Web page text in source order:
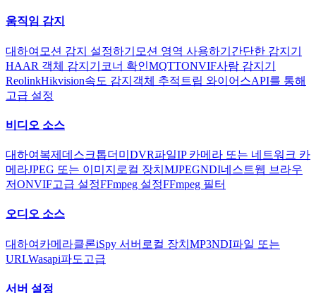
움직임 감지
대하여 모션 감지 설정하기 모션 영역 사용하기 간단한 감지기
HAAR 객체 감지기 코너 확인MQTTONVIF사람 감지기
ReolinkHikvision속도 감지 객체 추적 트립 와이어스API를 통해
고급 설정
비디오 소스
대하여 복제 데스크톱더미 DVR파일IP 카메라 또는 네트워크 카
메라JPEG 또는 이미지 로컬 장치 MJPEGNDI네스트웹 브라우
저ONVIF고급 설정FFmpeg 설정FFmpeg 필터
오디오 소스
대하여 카메라클론iSpy 서버 로컬 장치 MP3NDI파일 또는
URLWasapi파도 고급
서버 설정